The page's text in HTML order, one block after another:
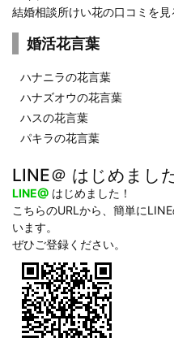
結婚相談所けい花の口コミを見
婚活花言葉
ハナニラの花言葉
ハナズオウの花言葉
ハスの花言葉
パキラの花言葉
LINE＠ はじめまし
LINE@ はじめました！
こちらのURLから、簡単に
います。
ぜひご登録ください。